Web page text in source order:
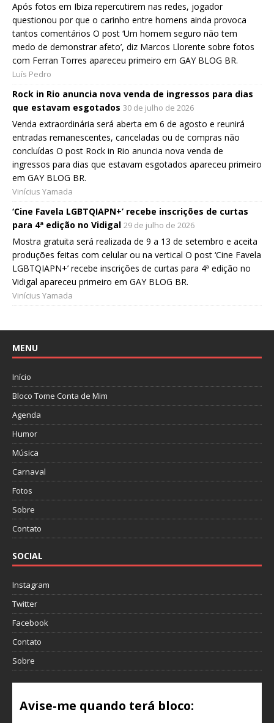
Após fotos em Ibiza repercutirem nas redes, jogador
questionou por que o carinho entre homens ainda provoca
tantos comentários O post ‘Um homem seguro não tem
medo de demonstrar afeto’, diz Marcos Llorente sobre fotos
com Ferran Torres apareceu primeiro em GAY BLOG BR.
Luís Pedro
Rock in Rio anuncia nova venda de ingressos para dias
que estavam esgotados 30 de julho de 2026
Venda extraordinária será aberta em 6 de agosto e reunirá
entradas remanescentes, canceladas ou de compras não
concluídas O post Rock in Rio anuncia nova venda de
ingressos para dias que estavam esgotados apareceu primeiro
em GAY BLOG BR.
Vinícius Yamada
‘Cine Favela LGBTQIAPN+’ recebe inscrições de curtas
para 4ª edição no Vidigal 29 de julho de 2026
Mostra gratuita será realizada de 9 a 13 de setembro e aceita
produções feitas com celular ou na vertical O post ‘Cine Favela
LGBTQIAPN+’ recebe inscrições de curtas para 4ª edição no
Vidigal apareceu primeiro em GAY BLOG BR.
Vinícius Yamada
MENU
Início
Bloco Tome Conta de Mim
Agenda
Humor
Música
Carnaval
Fotos
Sobre
Contato
SOCIAL
Instagram
Twitter
Facebook
Contato
Sobre
Avise-me quando terá bloco: